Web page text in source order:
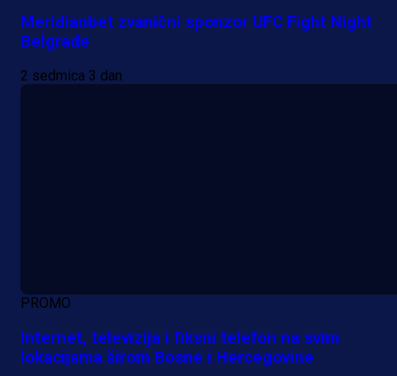
Meridianbet zvanični sponzor UFC Fight Night
Belgrade
2 sedmica 3 dan
PROMO
Internet, televizija i fiksni telefon na svim
lokacijama širom Bosne i Hercegovine